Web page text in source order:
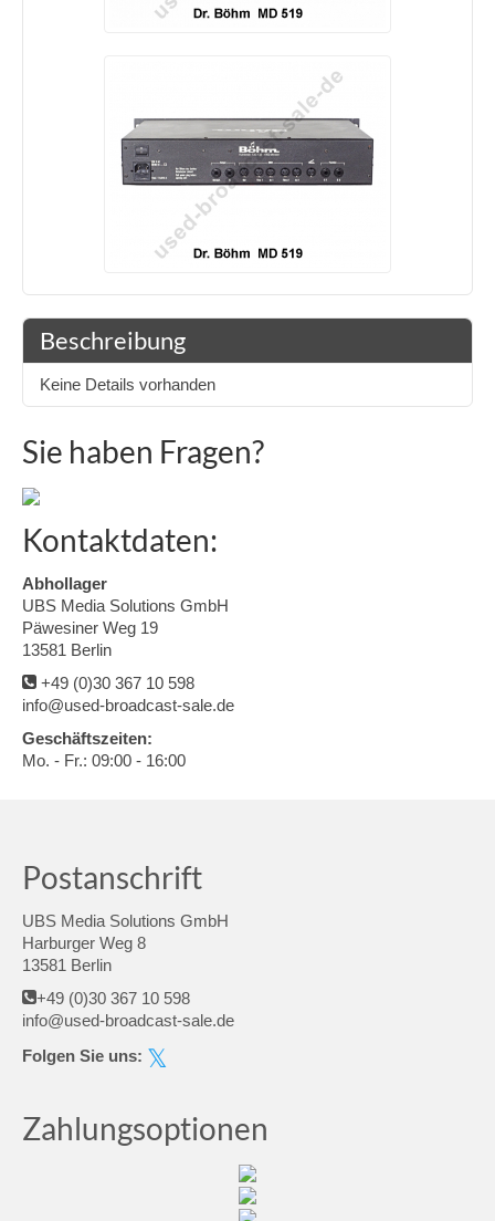
Beschreibung
Keine Details vorhanden
Sie haben Fragen?
Kontaktdaten:
Abhollager
UBS Media Solutions GmbH
Päwesiner Weg 19
13581 Berlin
+49 (0)30 367 10 598
info@used-broadcast-sale.de
Geschäftszeiten:
Mo. - Fr.: 09:00 - 16:00
Postanschrift
UBS Media Solutions GmbH
Harburger Weg 8
13581 Berlin
+49 (0)30 367 10 598
info@used-broadcast-sale.de
Folgen Sie uns:
Zahlungsoptionen